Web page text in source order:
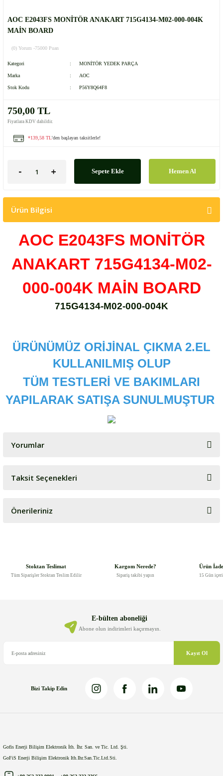
AOC E2043FS MONİTÖR ANAKART 715G4134-M02-000-004K
MAİN BOARD
(0) Yorum -75000 Puan
Kategori MONİTÖR YEDEK PARÇA
Marka AOC
Stok Kodu P56Y8Q64F8
750,00 TL
Fiyatlara KDV dahildir.
*139,58 TL'den başlayan taksitlerle!
Sepete Ekle Hemen Al
Ürün Bilgisi
AOC E2043FS MONİTÖR
ANAKART 715G4134-M02-
000-004K MAİN BOARD
715G4134-M02-000-004K
ÜRÜNÜMÜZ ORİJİNAL ÇIKMA 2.EL
KULLANILMIŞ OLUP
TÜM TESTLERİ VE BAKIMLARI
YAPILARAK SATIŞA SUNULMUŞTUR
Yorumlar
Bu ürüne ilk yorumu siz yapın!
Taksit Seçenekleri
Önerileriniz
Ürün bilgilerinde hatalar bulunuyor.
Ürün fiyatı diğer sitelerden daha pahalı.
Stoktan Teslimat
Tüm Siparişler Stoktan Teslim Edilir
Kargom Nerede?
Sipariş takibi yapın
Ürün
15 Gün
E-bülten aboneliği
Abone olun indirimleri kaçırmayın.
Kayıt Ol
Bizi Takip Edin
Gofis Enerji Bilişim Elektronik İth. İhr. San. ve Tic. Ltd. Şti.
GoFiS Enerji Bilişim Elektronik Ith.Ihr.San.Tic.Ltd.Sti.